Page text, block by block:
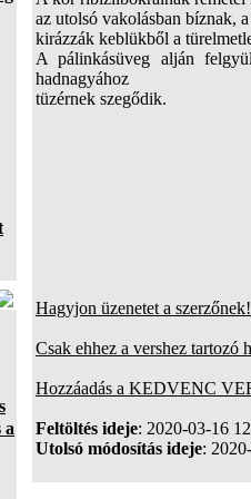
a
az utolsó vakolásban bíznak,
kirázzák keblükből a
A pálinkásüveg alján
hadnagyához
tüzérnek szegődik.
Hagyjon üzenetet a szerzőnek!
Csak ehhez a vershez tartozó
Hozzáadás a KEDVENC
Feltöltés ideje: 2020-03-16
Utolsó módosítás ideje: